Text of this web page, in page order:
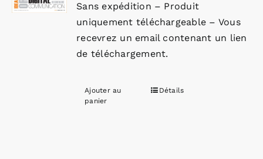
Sans expédition – Produit
uniquement téléchargeable – Vous
recevrez un email contenant un lien
de téléchargement.
Ajouter au
panier
Détails